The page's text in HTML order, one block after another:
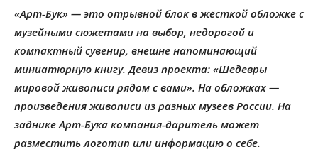
«Арт-Бук» — это отрывной блок в жёсткой обложке с
музейными сюжетами на выбор, недорогой и
компактный сувенир, внешне напоминающий
миниатюрную книгу. Девиз проекта: «Шедевры
мировой живописи рядом с вами». На обложках —
произведения живописи из разных музеев России. На
заднике Арт-Бука компания-даритель может
разместить логотип или информацию о себе.